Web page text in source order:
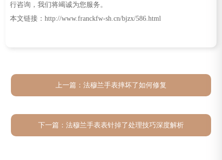
行咨询，我们将竭诚为您服务。
本文链接：http://www.franckfw-sh.cn/bjzx/586.html
上一篇： 法穆兰手表摔坏了如何修复
下一篇： 法穆兰手表表针掉了处理技巧深度解析